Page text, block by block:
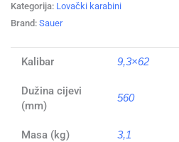
Kategorija: Lovački karabini
Brand: Sauer
Kalibar 9,3×62
Dužina cijevi
(mm)
560
Masa (kg) 3,1